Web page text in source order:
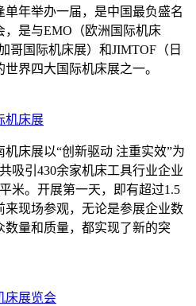
单年举办一届，是中国最负盛名
，是与EMO（欧洲国际机床
哥国际机床展）和JIMTOF（日
界四大国际机床展之一。
机床展
床展以“创新驱动 注重实效”为
吸引430余家机床工具行业企业
米。开展第一天，即有超过1.5
来现场参观，无论是参展企业数
数量和质量，都实现了新的突
床展览会